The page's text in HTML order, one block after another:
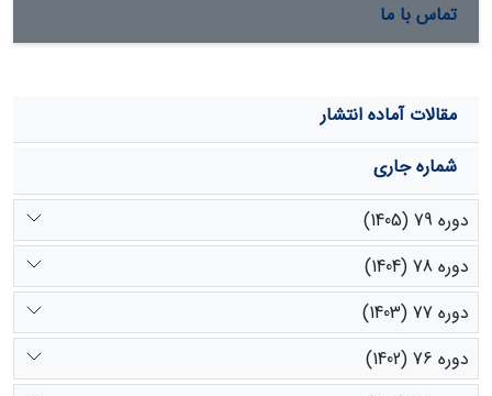
تماس با ما
مقالات آماده انتشار
شماره جاری
دوره 79 (1405)
دوره 78 (1404)
دوره 77 (1403)
دوره 76 (1402)